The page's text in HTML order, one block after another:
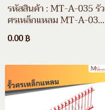
รหัสสินค้า : MT-A-035 รั้ว
ศรเหล็กแหลม MT-A-035
ความยาว 200 ซม. ความสูง
100 ซม. สีขาว สีดำ สีอื่นๆ
0.00 ฿